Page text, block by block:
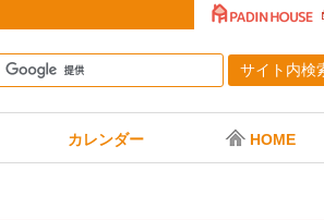
カレンダー HOME